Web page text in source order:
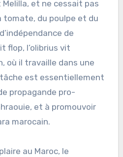
et ne cessait pas
tomate, du poulpe et du
de
flop, l’olibrius vit
où il travaille dans une
tâche est essentiellement
propagande pro-
et à promouvoir
marocain.
au Maroc, le